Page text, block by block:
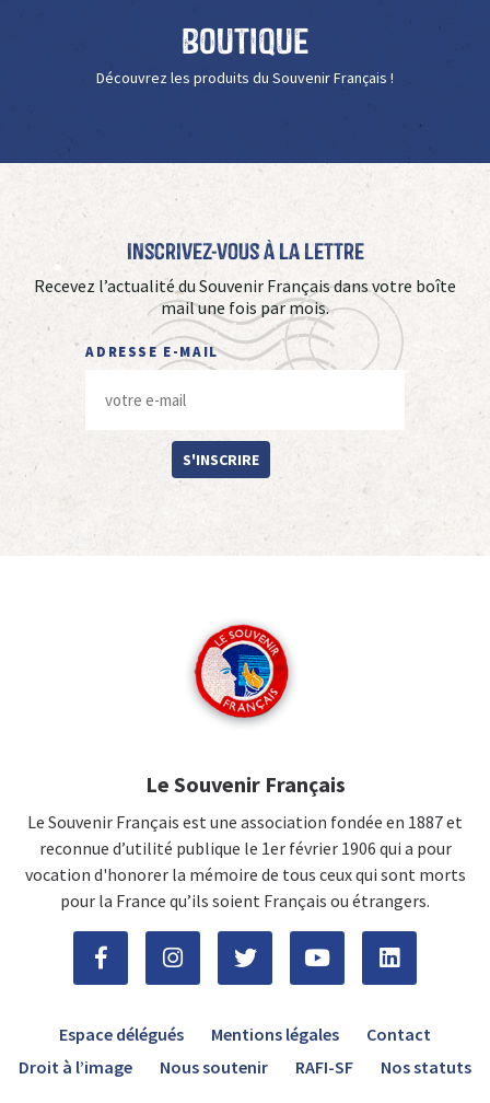
Boutique
Découvrez les produits du Souvenir Français !
Inscrivez-vous à La Lettre
Recevez l’actualité du Souvenir Français dans votre boîte
mail une fois par mois.
ADRESSE E-MAIL
S'INSCRIRE
Le Souvenir Français
Le Souvenir Français est une association fondée en 1887 et
reconnue d’utilité publique le 1er février 1906 qui a pour
vocation d'honorer la mémoire de tous ceux qui sont morts
pour la France qu’ils soient Français ou étrangers.
Espace délégués Mentions légales
Contact
Droit à l’image
Nous soutenir RAFI-SF Nos statuts